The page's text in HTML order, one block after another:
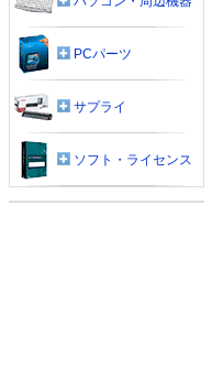
PCパーツ
サプライ
ソフト・ライセンス